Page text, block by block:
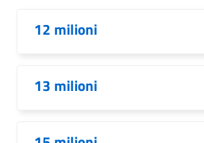
12 milioni
13 milioni